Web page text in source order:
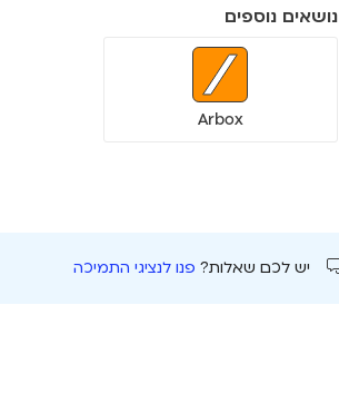
נושאים נוספים
Arbox
יש לכם שאלות? פנו לנציגי התמיכה